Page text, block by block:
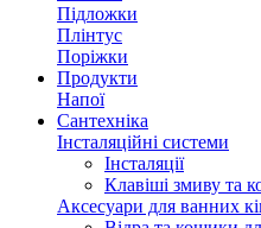
Підложки
Плінтус
Поріжки
Продукти
Напої
Сантехніка
Інсталяційні системи
Інсталяції
Клавіші змиву та
Аксесуари для ванних